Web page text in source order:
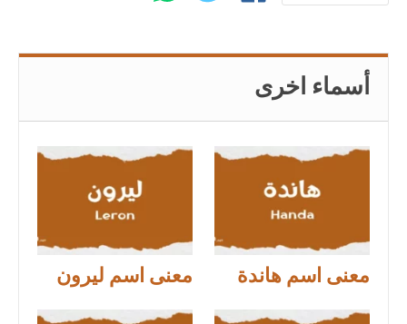
أسماء اخرى
معنى اسم هاندة معنى اسم ليرون